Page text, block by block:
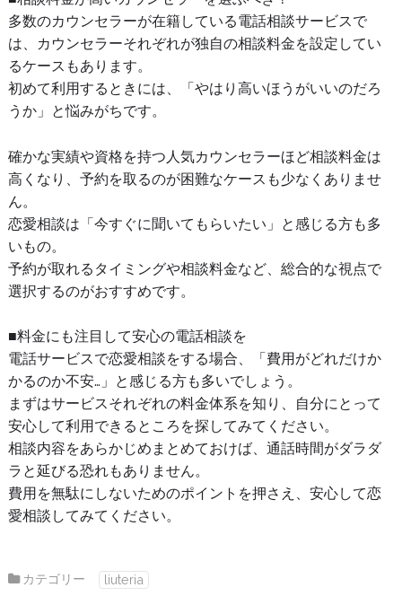
多数のカウンセラーが在籍している電話相談サービスで
は、カウンセラーそれぞれが独自の相談料金を設定してい
るケースもあります。
初めて利用するときには、「やはり高いほうがいいのだろ
うか」と悩みがちです。
確かな実績や資格を持つ人気カウンセラーほど相談料金は
高くなり、予約を取るのが困難なケースも少なくありませ
ん。
恋愛相談は「今すぐに聞いてもらいたい」と感じる方も多
いもの。
予約が取れるタイミングや相談料金など、総合的な視点で
選択するのがおすすめです。
■料金にも注目して安心の電話相談を
電話サービスで恋愛相談をする場合、「費用がどれだけか
かるのか不安…」と感じる方も多いでしょう。
まずはサービスそれぞれの料金体系を知り、自分にとって
安心して利用できるところを探してみてください。
相談内容をあらかじめまとめておけば、通話時間がダラダ
ラと延びる恐れもありません。
費用を無駄にしないためのポイントを押さえ、安心して恋
愛相談してみてください。
カテゴリー liuteria